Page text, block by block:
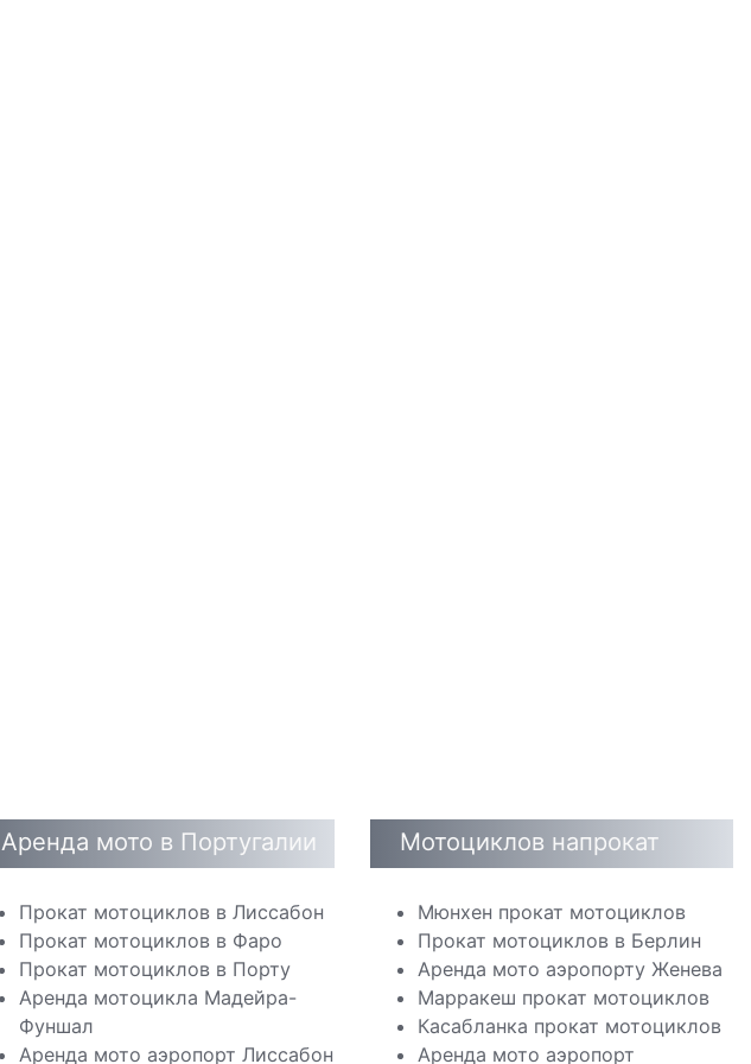
Аренда мото в Португалии
Прокат мотоциклов в Лиссабон
Прокат мотоциклов в Фаро
Прокат мотоциклов в Порту
Аренда мотоциклa Мадейра-
Фуншал
Аренда мото аэропорт Лиссабон
Мотоциклов напрокат
Мюнхен прокат мотоциклов
Прокат мотоциклов в Берлин
Аренда мото аэропорту Женева
Марракеш прокат мотоциклов
Касабланка прокат мотоциклов
Аренда мото аэропорт